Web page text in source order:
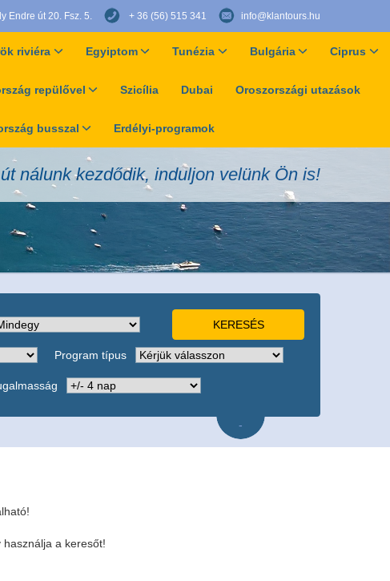
Endre út 20. Fsz. 5. + 36 (56) 515 341 info@klantours.hu
riviéra Egyiptom Tunézia Bulgária Ciprus
repülővel Szicília Dubai Oroszországi utazások
busszal Erdélyi-programok
nálunk kezdődik, induljon velünk Ön is!
Program típus
-
használja a keresőt!